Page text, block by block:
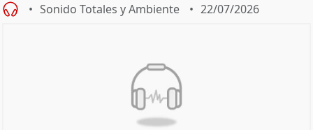
Sonido Totales y Ambiente 22/07/2026